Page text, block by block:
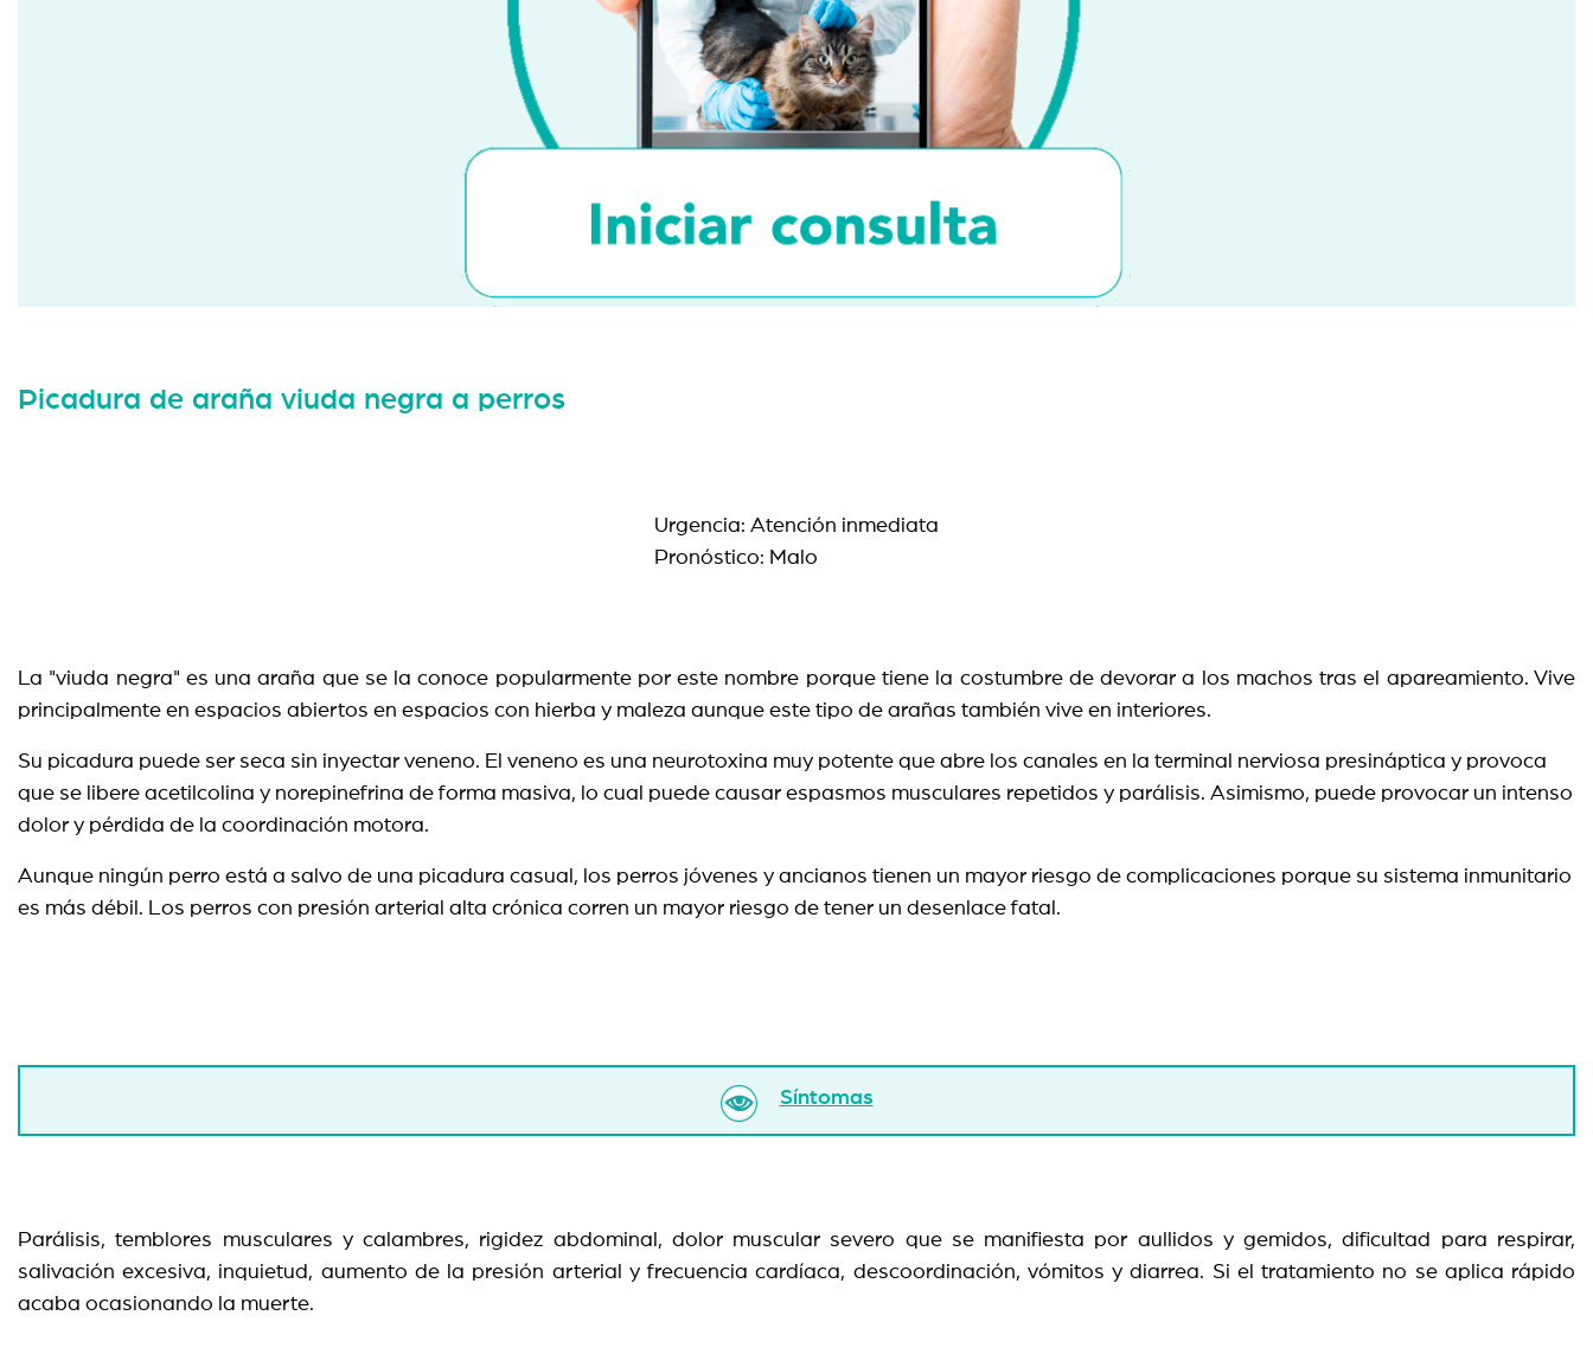
Picadura de araña viuda negra a perros
Urgencia: Atención inmediata
Pronóstico: Malo
La "viuda negra" es una araña que se la conoce popularmente por este nombre porque tiene la costumbre de devorar a los machos tras el apareamiento. Vive
principalmente en espacios abiertos en espacios con hierba y maleza aunque este tipo de arañas también vive en interiores.
Su picadura puede ser seca sin inyectar veneno. El veneno es una neurotoxina muy potente que abre los canales en la terminal nerviosa presináptica y provoca
que se libere acetilcolina y norepinefrina de forma masiva, lo cual puede causar espasmos musculares repetidos y parálisis. Asimismo, puede provocar un intenso
dolor y pérdida de la coordinación motora.
Aunque ningún perro está a salvo de una picadura casual, los perros jóvenes y ancianos tienen un mayor riesgo de complicaciones porque su sistema inmunitario
es más débil. Los perros con presión arterial alta crónica corren un mayor riesgo de tener un desenlace fatal.
Síntomas
Parálisis, temblores musculares y calambres, rigidez abdominal, dolor muscular severo que se manifiesta por aullidos y gemidos, dificultad para respirar,
salivación excesiva, inquietud, aumento de la presión arterial y frecuencia cardíaca, descoordinación, vómitos y diarrea. Si el tratamiento no se aplica rápido
acaba ocasionando la muerte.